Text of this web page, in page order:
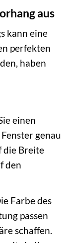
aus
kann eine
perfekten
haben
einen
genau
die Breite
den
Farbe des
passen
schaffen.